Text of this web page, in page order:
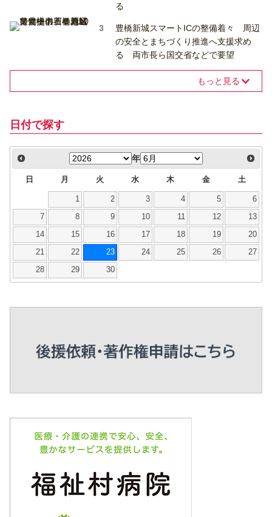
る
豊橋新城スマートICの整備着々 周辺
の安全とまちづくり推進へ支援求め
る 両市長ら国交省などで要望
もっと見る
日付で探す
年
日 月 火 水 木 金 土
1 2 3 4 5 6
7 8 9 10 11 12 13
14 15 16 17 18 19 20
21 22 23 24 25 26 27
28 29 30